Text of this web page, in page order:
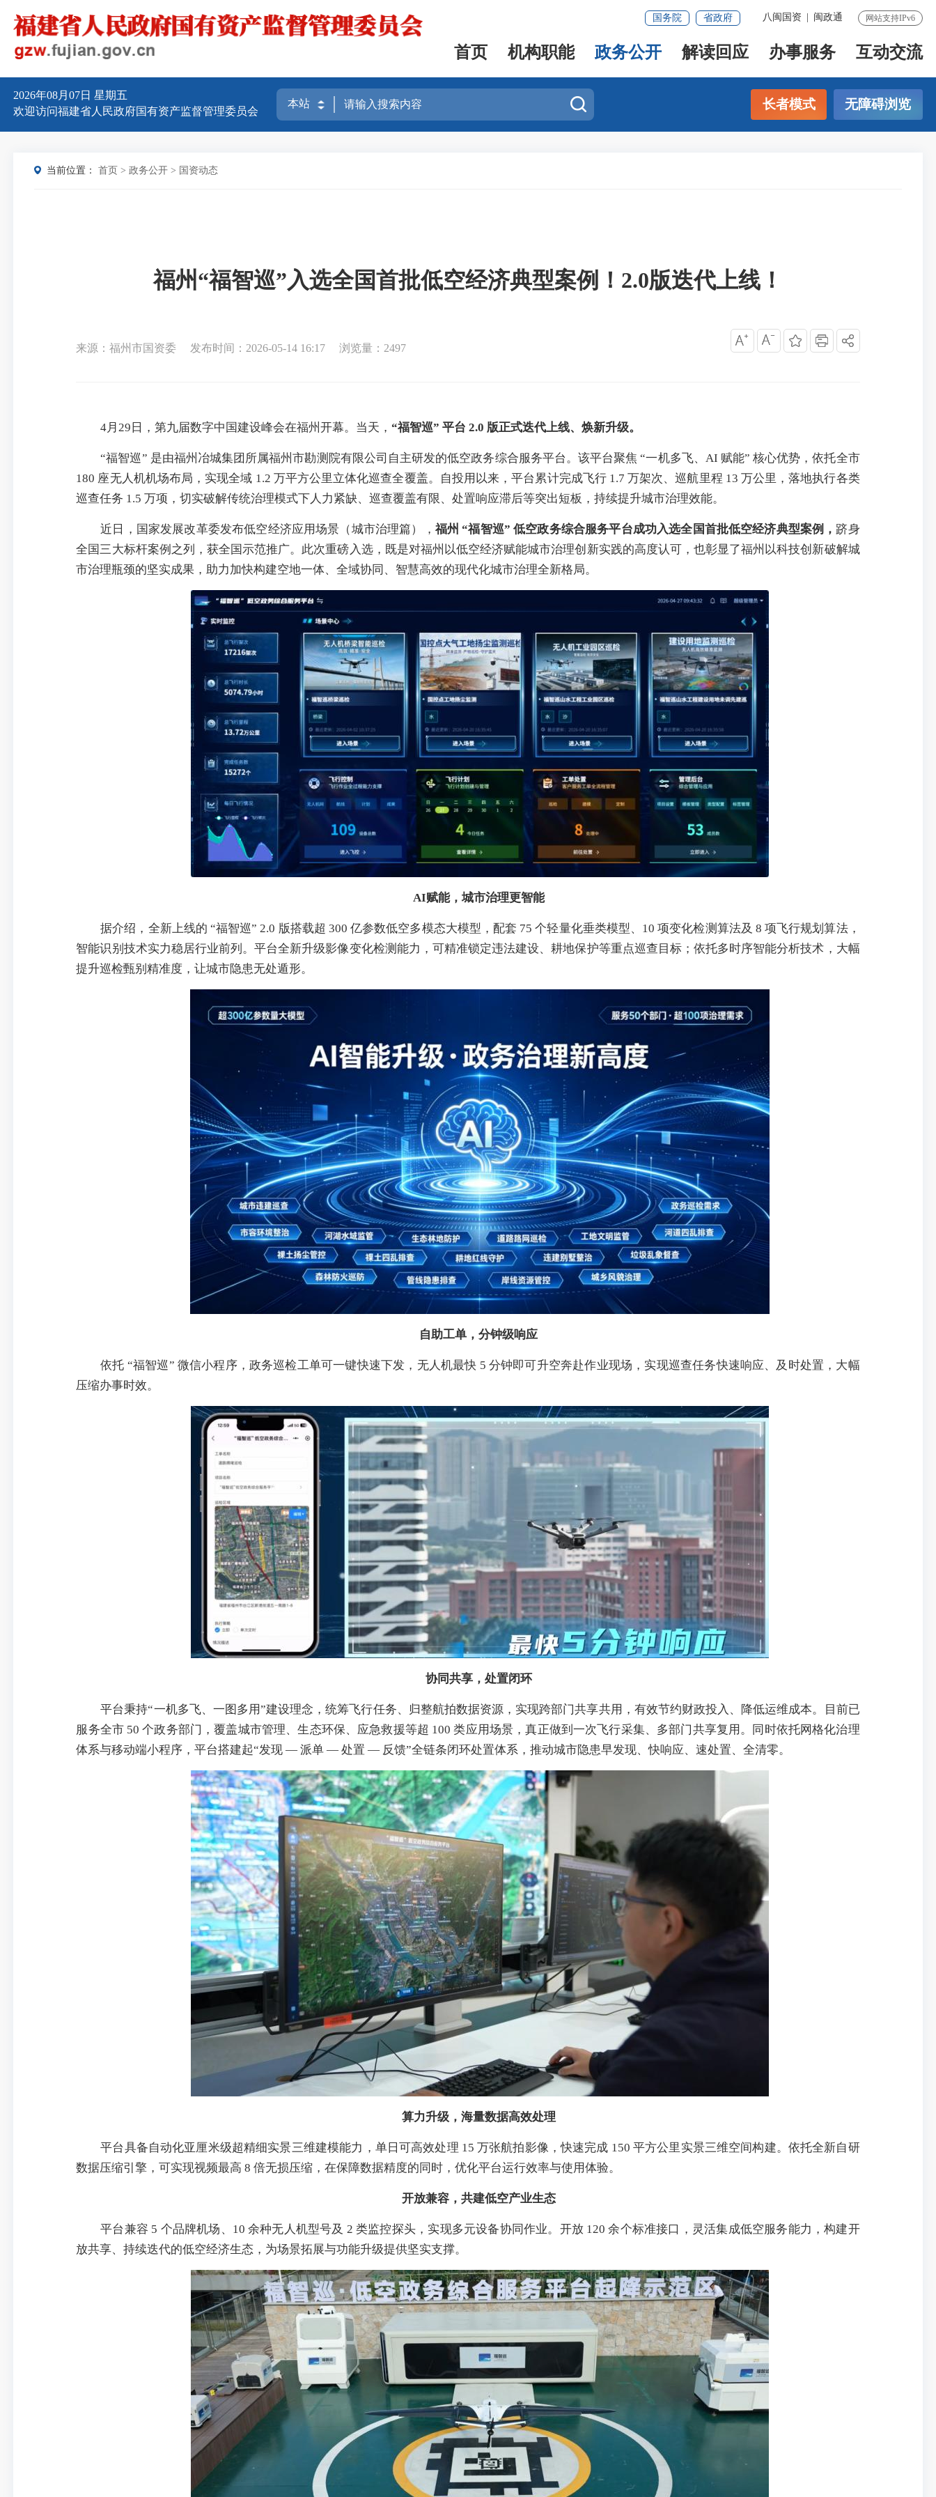
网站支持IPv6
八闽国资 闽政通
国务院 省政府
首页 机构职能 政务公开 解读回应 办事服务 互动交流
2026年08月07日星期五
欢迎访问福建省人民政府国有资产监督管理委员会
长者模式 无障碍浏览
当前位置： 首页 >政务公开 > 国资动态
福州“福智巡”入选全国首批低空经济典型案例！2.0版迭代上线！
来源：福州市国资委 发布时间：2026-05-14 16:17 浏览量： 2497
4月29日，第九届数字中国建设峰会在福州开幕。当天，“福智巡” 平台 2.0 版正式迭代上线、焕新升级。
“福智巡” 是由福州冶城集团所属福州市勘测院有限公司自主研发的低空政务综合服务平台。该平台聚焦 “一机多飞、AI 赋能” 核心优势，依托全市
180 座无人机机场布局，实现全域 1.2 万平方公里立体化巡查全覆盖。自投用以来，平台累计完成飞行 1.7 万架次、巡航里程 13 万公里，落地执行各类
巡查任务 1.5 万项，切实破解传统治理模式下人力紧缺、巡查覆盖有限、处置响应滞后等突出短板，持续提升城市治理效能。
近日，国家发展改革委发布低空经济应用场景（城市治理篇）， 福州 “福智巡” 低空政务综合服务平台成功入选全国首批低空经济典型案例， 跻身
全国三大标杆案例之列，获全国示范推广。此次重磅入选，既是对福州以低空经济赋能城市治理创新实践的高度认可，也彰显了福州以科技创新破解城
市治理瓶颈的坚实成果，助力加快构建空地一体、全域协同、智慧高效的现代化城市治理全新格局。
AI赋能，城市治理更智能
据介绍，全新上线的 “福智巡” 2.0 版搭载超 300 亿参数低空多模态大模型，配套 75 个轻量化垂类模型、10 项变化检测算法及 8 项飞行规划算法，
智能识别技术实力稳居行业前列。平台全新升级影像变化检测能力，可精准锁定违法建设、耕地保护等重点巡查目标；依托多时序智能分析技术，大幅
提升巡检甄别精准度，让城市隐患无处遁形。
自助工单，分钟级响应
依托 “福智巡” 微信小程序，政务巡检工单可一键快速下发，无人机最快 5 分钟即可升空奔赴作业现场，实现巡查任务快速响应、及时处置，大幅
压缩办事时效。
协同共享，处置闭环
平台秉持“一机多飞、一图多用”建设理念，统筹飞行任务、归整航拍数据资源，实现跨部门共享共用，有效节约财政投入、降低运维成本。目前已
服务全市 50 个政务部门，覆盖城市管理、生态环保、应急救援等超 100 类应用场景，真正做到一次飞行采集、多部门共享复用。同时依托网格化治理
体系与移动端小程序，平台搭建起“发现 — 派单 — 处置 — 反馈”全链条闭环处置体系，推动城市隐患早发现、快响应、速处置、全清零。
算力升级，海量数据高效处理
平台具备自动化亚厘米级超精细实景三维建模能力，单日可高效处理 15 万张航拍影像，快速完成 150 平方公里实景三维空间构建。依托全新自研
数据压缩引擎，可实现视频最高 8 倍无损压缩，在保障数据精度的同时，优化平台运行效率与使用体验。
开放兼容，共建低空产业生态
平台兼容 5 个品牌机场、10 余种无人机型号及 2 类监控探头，实现多元设备协同作业。开放 120 余个标准接口，灵活集成低空服务能力，构建开
放共享、持续迭代的低空经济生态，为场景拓展与功能升级提供坚实支撑。